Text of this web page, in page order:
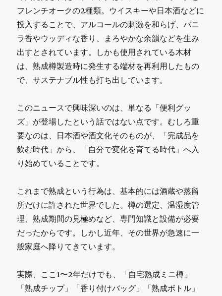
フレンチオークの2種類。ウイスキーや日本酒などに
投入することで、アルコールの刺激を和らげ、バニ
ラ香やウッディな香り、まろやかな余韻などを生み
出すとされています。しかも使用されている木材
は、熟成樽製造時に発生する端材を再利用したもの
で、サステナブル性も打ち出しています。
このニュースで興味深いのは、単なる「便利グッ
ズ」が登場したという話ではない点です。むしろ重
要なのは、日本酒や酒文化そのものが、「完成品を
飲む時代」から、「自分で変化を育てる時代」へ入
り始めていることです。
これまで熟成という行為は、基本的には酒蔵や蒸留
所だけに許された世界でした。樽の選定、温湿度管
理、熟成期間の見極めなど、専門知識と設備が必要
だったからです。しかし近年、その世界が急速に一
般家庭へ降りてきています。
実際、ここ1〜2年だけでも、「自宅熟成ミニ樽」
「熟成チップ」「香り付けバッグ」「熟成ボトル」